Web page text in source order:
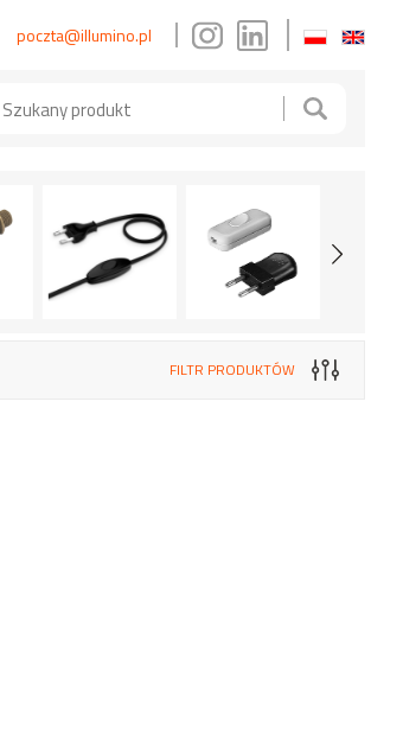
poczta@illumino.pl
FILTR PRODUKTÓW